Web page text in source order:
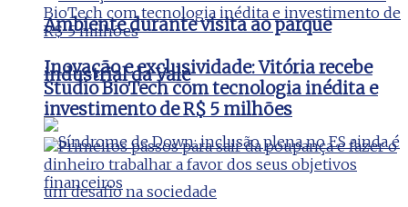
Ambiente durante visita ao parque
industrial da Vale
Inovação e exclusividade: Vitória recebe
Studio BioTech com tecnologia inédita e
investimento de R$ 5 milhões